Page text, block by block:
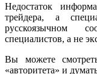
Недостаток
трейдера, а
русскоязычном
специалистов, а не
Вы можете
«авторитета» и